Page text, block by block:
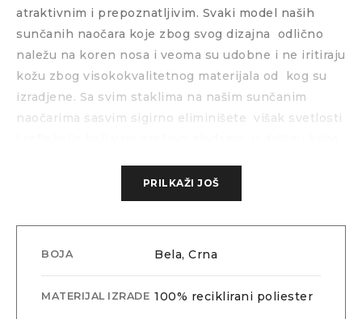
atraktivnim i prepoznatljivim. Svaki model naših
sunčanih naočara koje zbog svog dizajna
odlično
naležu na koren nosa i veoma su udobne i ne iritiraju
kožu zbog visokokvalitetnog materijala od
kog su
izradjene. Sa svim staklima na našim sunčanim
naočarima sasvim sigirno eliminišete višak svetlosti
vremenskim uslovima gde nam belina i refleksija od
snega veoma otežava funkcionisanje. Sva stakla
poseduju najviše nivoe zaštite što možete testirati
ovom modelu ili da ih probate na licu mesta pozovite
PRILKAŽI JOŠ
BOJA Bela, Crna
MATERIJAL IZRADE 100% reciklirani poliester